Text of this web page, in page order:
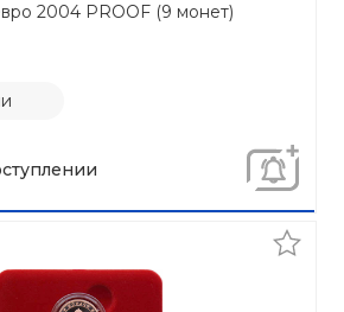
2004 PROOF (9 монет)